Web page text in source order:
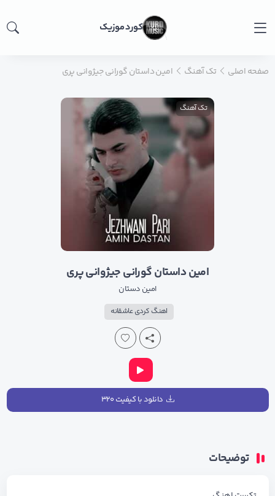
کورد موزیک
صفحه اصلی تک آهنگ امین داستان گورانی جیژوانی پری
تک آهنگ
امین داستان گورانی جیژوانی پری
امین دستان
اهنگ کردی عاشقانه
دانلود با کیفیت ۳۲۰
توضیحات